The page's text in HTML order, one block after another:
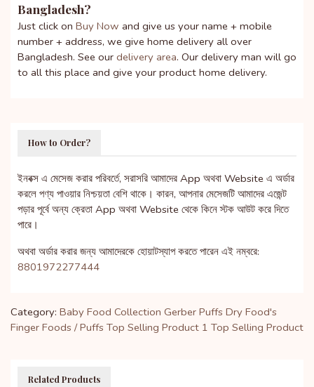
Bangladesh?
Just click on Buy Now and give us your name + mobile
number + address, we give home delivery all over
Bangladesh. See our delivery area. Our delivery man will go
to all this place and give your product home delivery.
How to Order?
ইনবক্স এ মেসেজ করার পরিবর্তে, সরাসরি আমাদের App অথবা Website এ অর্ডার
করলে পণ্য পাওয়ার নিশ্চয়তা বেশি থাকে। কারন, আপনার মেসেজটি আমাদের এজেন্ট
পড়ার পূর্বে অন্য ক্রেতা App অথবা Website থেকে কিনে স্টক আউট করে দিতে
পারে।
অথবা অর্ডার করার জন্য আমাদেরকে হোয়াটস্যাপ করতে পারেন এই নম্বরে:
8801972277444
Category: Baby Food Collection Gerber Puffs Dry Food's
Finger Foods / Puffs Top Selling Product 1 Top Selling Product
Related Products